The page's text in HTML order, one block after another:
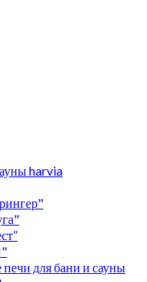
harvia
для бани и сауны